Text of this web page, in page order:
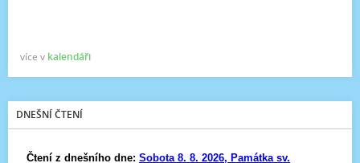
více v kalendáři
DNEŠNÍ ČTENÍ